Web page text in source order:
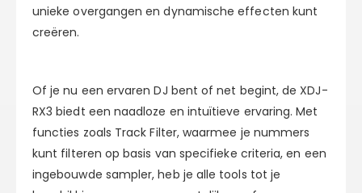
unieke overgangen en dynamische effecten kunt
creëren.
Of je nu een ervaren DJ bent of net begint, de XDJ-
RX3 biedt een naadloze en intuïtieve ervaring. Met
functies zoals Track Filter, waarmee je nummers
kunt filteren op basis van specifieke criteria, en een
ingebouwde sampler, heb je alle tools tot je